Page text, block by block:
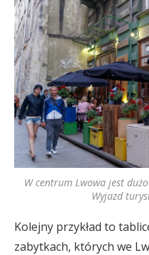
W centrum Lwowa jest
Wyjazd
Kolejny przykład to
zabytkach, których we